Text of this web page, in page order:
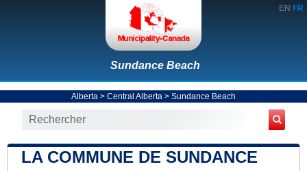
EN FR
Sundance Beach
Alberta > Central Alberta > Sundance Beach
LA COMMUNE DE SUNDANCE